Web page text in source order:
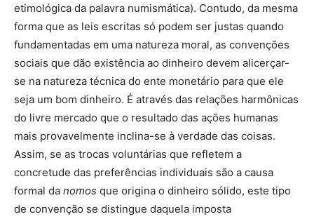
etimológica da palavra numismática). Contudo, da mesma
forma que as leis escritas só podem ser justas quando
fundamentadas em uma natureza moral, as convenções
sociais que dão existência ao dinheiro devem alicerçar-
se na natureza técnica do ente monetário para que ele
seja um bom dinheiro. É através das relações harmônicas
do livre mercado que o resultado das ações humanas
mais provavelmente inclina-se à verdade das coisas.
Assim, se as trocas voluntárias que refletem a
concretude das preferências individuais são a causa
formal da nomos que origina o dinheiro sólido, este tipo
de convenção se distingue daquela imposta